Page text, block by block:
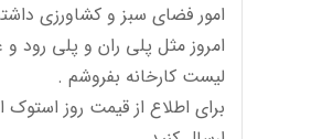
امور فضای سبز و کشاورزی
لیست کارخانه بفروشم .
برای اطلاع از قیمت روز